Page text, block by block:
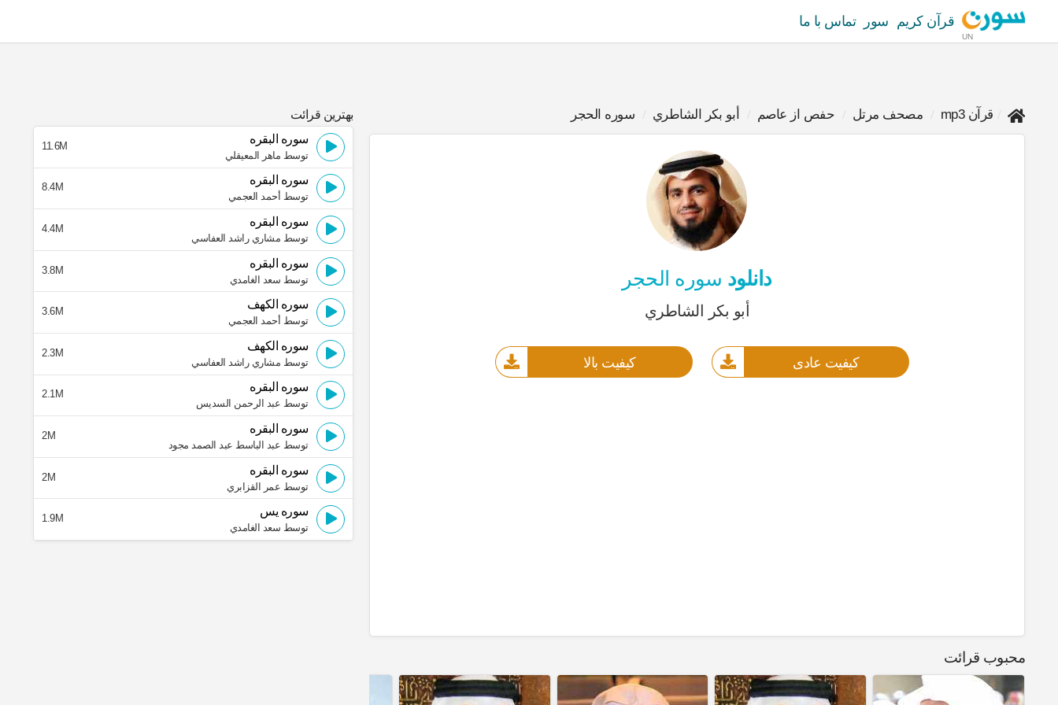
UN
قرآن کریم سور تماس با ما
قرآن mp3 مصحف مرتل حفص از عاصم أبو بكر الشاطري سوره الحجر
دانلود سوره الحجر
أبو بكر الشاطري
کیفیت عادی کیفیت بالا
محبوب قرائت
بهترین قرائت
سوره البقره
توسط ماهر المعيقلي
11.6M
سوره البقره
توسط أحمد العجمي
8.4M
سوره البقره
توسط مشاري راشد العفاسي
4.4M
سوره البقره
توسط سعد الغامدي
3.8M
سوره الكهف
توسط أحمد العجمي
3.6M
سوره الكهف
توسط مشاري راشد العفاسي
2.3M
سوره البقره
توسط عبد الرحمن السديس
2.1M
سوره البقره
توسط عبد الباسط عبد الصمد مجود
2M
سوره البقره
توسط عمر القزابري
2M
سوره يس
توسط سعد الغامدي
1.9M